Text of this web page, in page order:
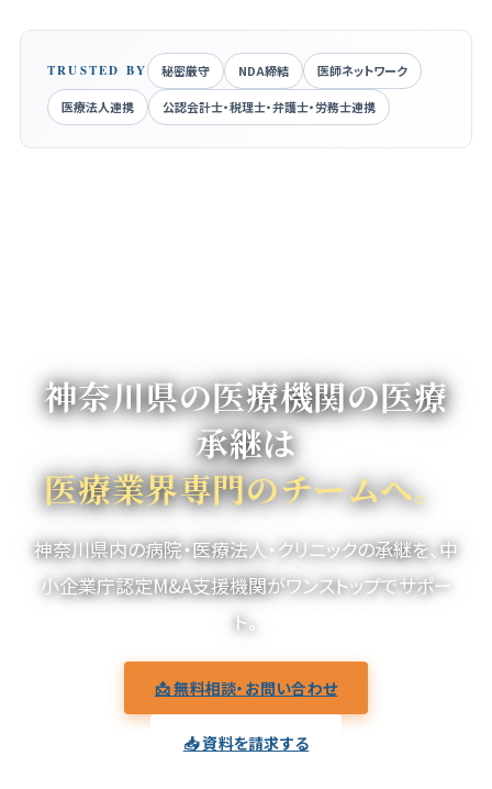
TRUSTED BY 秘密厳守 NDA締結 医師ネットワーク
医療法人連携 公認会計士・税理士・弁護士・労務士連携
神奈川県の医療機関の医療
承継は
医療業界専門のチームへ。
神奈川県内の病院・医療法人・クリニックの承継を、中
小企業庁認定M&A支援機関がワンストップでサポー
ト。
📩 無料相談・お問い合わせ
📥 資料を請求する